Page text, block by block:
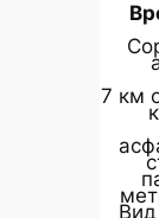
7 км